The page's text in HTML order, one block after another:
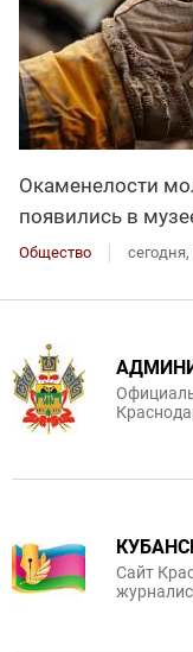
Окаменелости
появились в
Общество сегодня,
Сайт